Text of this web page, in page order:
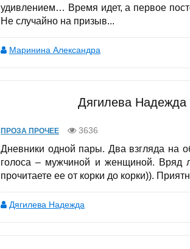
удивлением… Время идет, а первое
Не случайно на призыв...
Маринина Александра
Дягилева Надежда
ПРОЗА ПРОЧЕЕ 3636
Дневники одной пары. Два взгляда на
голоса – мужчиной и женщиной. Вряд
прочитаете ее от корки до корки)).
Дягилева Надежда